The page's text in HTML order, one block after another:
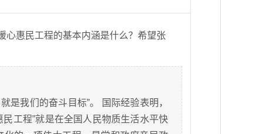
心惠民工程的基本内涵是什么？希望张
是我们的奋斗目标”。 国际经验表明，
工程”就是在全国人民物质生活水平快